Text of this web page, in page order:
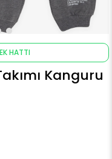
HATTI
Kanguru